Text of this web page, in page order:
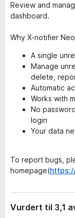
Review and
dashboard.
Why X-notifier
A single
Manage
delete,
Automatic
Works with
No
login
Your data
To report bugs,
homepage(
Vurdert til 3,1